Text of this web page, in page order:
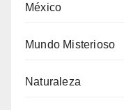
México
Mundo Misterioso
Naturaleza